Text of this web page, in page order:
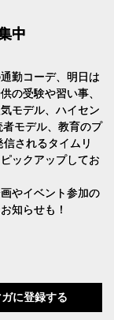
中
勤コーデ、明日は
の受験や習い事、
モデル、ハイセン
者モデル、教育のプ
信されるタイムリ
ックアップしてお
やイベント参加の
知らせも！
ガに登録する